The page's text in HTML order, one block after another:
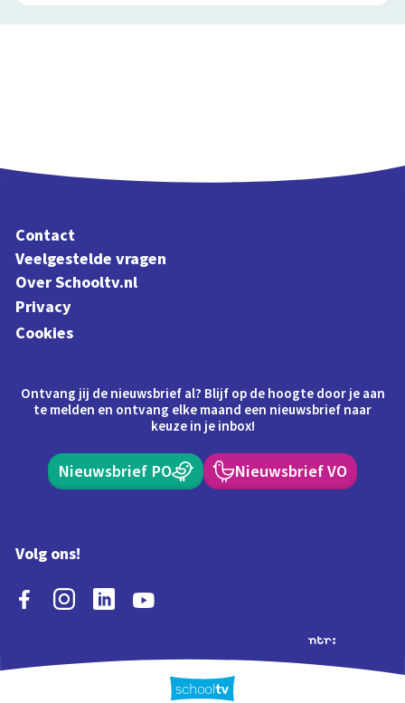
Contact
Veelgestelde vragen
Over Schooltv.nl
Privacy
Cookies
Ontvang jij de nieuwsbrief al? Blijf op de hoogte door je aan
te melden en ontvang elke maand een nieuwsbrief naar
keuze in je inbox!
Nieuwsbrief PO Nieuwsbrief VO
Volg ons!